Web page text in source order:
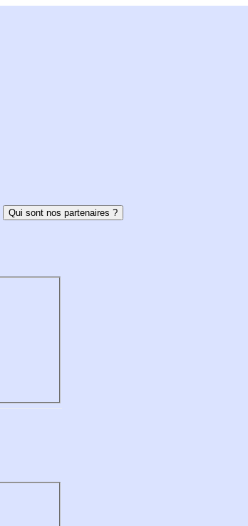
Qui sont nos partenaires ?